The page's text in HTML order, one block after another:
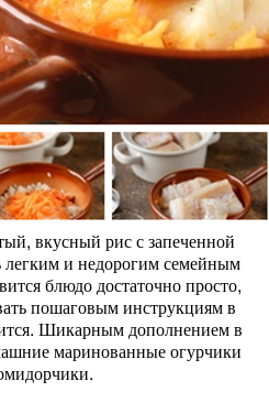
вкусный рис с запеченной
легким и недорогим семейным
блюдо достаточно просто,
пошаговым инструкциям в
Шикарным дополнением в
маринованные огурчики